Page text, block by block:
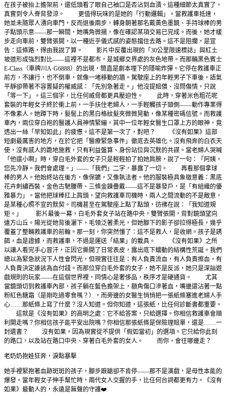
在孩子被抬上擔架前，還低頭看了眼自己袖口是否沾到血漬。這種細節太真實了，
真實到令人脊背發涼。 更值得玩味的是她的「行動邏輯」。當救護車抵達，
她並未隨眾人湧向車門，反而退後兩步，轉身朝著那名戴黃色墨鏡、手持球棒的男
子點頭示意——那一瞬間，她嘴角微揚，像在確認某項交易已完成。而後，她才緩
步走向車前，雙臂張開，以一種近乎儀式感的姿態擋住去路。這不是阻攔，是宣
告：這條路，得由我說了算。 影片中反覆出現的「30公里限速標誌」與紅土
坡道形成強烈對比——這裡不是都市，是城鄉交界處的灰色地帶。而那輛黑色賓士
E-Class（車牌川A·G6888）的出現，簡直是劇本埋下的隱喻炸彈。它停在救護車正
前方，不讓行，也不倒車，就像一堵移動的牆。駕駛座上的年輕男子下車後，語氣
平靜卻帶著不容置疑的權威感：「先別急著走。」他沒提賠償、沒問傷情，只說
「等一下」。這三個字，比任何威脅都更具壓迫性。 此時，穿著米色粗花呢
套裝的年輕女子終於衝上前，一手扶住老婦人，一手輕觸孩子頸側——動作專業得
不像素人。她蹲下時，髮髻上的黑白格紋髮夾微微晃動，像某種密碼信號。而救護
車內，兩位穿白袍的醫護人員神情緊繃，其中一位年輕女醫生口罩上方的眼神，竟
透出一絲「早知如此」的疲憊。這不是第一次了，對吧？ 《沒有如果》這部
短劇最厲害的地方，在於它把「醫療緊急事件」徹底去英雄化。沒有飛奔的白衣天
使，沒有感人的跪地施救，只有利益盤算、身份站位與沉默的共謀。當老婦人哭喊
「他還小啊」時，穿白毛外套的女子只是輕輕拍了拍她肩膀，說了一句：「阿姨，
您先冷靜。我們會處理。」——「我們」二字，暴露了一切。 再看那個拿球
棒的男人。他始終站在後方，像保鑣，又像執法者。他的服裝極具象徵意義：黑底
花卉刺繡西裝、金色古馳腰帶、三條金鍊疊戴——這不是暴發戶，是「有組織的優
雅暴力」。當他把球棒扛上肩頭，望向救護車司機時，兩人之間流動的不是敵意，
是某種心照不宣的默契。司機甚至在駕駛座上點了點頭，彷彿在說：「我知道規
矩。」 影片最後一幕，白毛外套女子站在路中央，雙臂張開，背對鏡頭望向
遠方山丘。陽光從她背後灑下，毛領泛著柔光，但她腳下的影子卻拉得極長，幾乎
覆蓋了整輛救護車的前輪。那一刻，你突然懂了：這不是救人，是收網。孩子是誘
餌，血是證據，而救護車，不過是運送「結果」的載具。 《沒有如果》之所
以讓人看完手心冒汗，正因它撕開了日常表皮，露出底下蠕動的結構性荒誕。我們
總以為緊急狀況下人性會閃光，但現實往往是：有人負責流血，有人負責擦血，有
人負責決定誰該為血付錢。而那位穿白毛外套的女子，她不是反派，她只是深諳遊
戲規則的玩家——在這個世界裡，同情心是奢侈品，秩序才是硬通貨。 尤其
當鏡頭切到救護車內部，孩子躺在藍色擔架上，額角傷口滲著血，嘴邊還沾著一點
粉紅色糖霜（是剛吃過零食嗎？），而旁邊的女醫生悄悄把一張紙條塞進老婦人手
心……那紙條上寫了什麼？沒人知道。但你知道，這張紙，比任何診斷書都重要。
這就是《沒有如果》的高明之處：它不給答案，只給選擇。你相信救護車會順
利開走嗎？你相信孩子能平安出院嗎？你相信那張紙條是保險理賠單，還是……一
封遺書？ 沒有如果。因為現實從不提供「假如當初」的選項。它只給你此刻
的路口，以及站在路口中央、穿著白毛外套的女人。 而你，會往哪邊走？
老奶奶抱娃狂奔，淚點暴擊
她手裡緊抱著血跡斑斑的孩子，腳步踉蹌卻不肯停——那不是演戲，是母性本能的
爆發。當年輕女子伸手幫忙時，兩代女人交握的手，比任何台詞都更有力。《沒有
如果》最動人的，永遠是無聲的守護❤️